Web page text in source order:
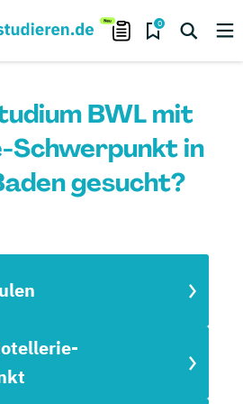
0
BWL mit
Schwerpunkt in
gesucht?